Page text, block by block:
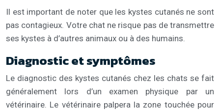
Il est important de noter que les kystes cutanés ne sont
pas contagieux. Votre chat ne risque pas de transmettre
ses kystes à d’autres animaux ou à des humains.
Diagnostic et symptômes
Le diagnostic des kystes cutanés chez les chats se fait
généralement lors d’un examen physique par un
vétérinaire. Le vétérinaire palpera la zone touchée pour